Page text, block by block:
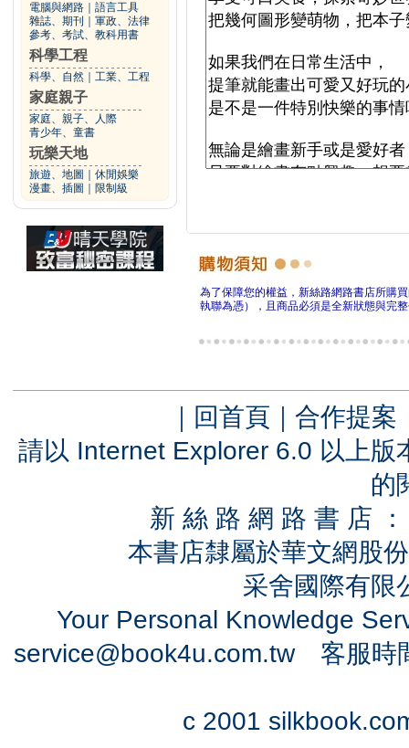
電腦與網路
語言工具
雜誌、期刊
軍政、法律
參考、考試、教科用書
科學工程
科學、自然 工業、工程
家庭親子
家庭、親子、人際
青少年、童書
玩樂天地
旅遊、地圖
休閒娛樂
漫畫、插圖
限制級
為了保障您的權益，新絲路網路書店所購
執聯為憑），且商品必須是全新狀態與完
｜ 回首頁 ｜ 合作提案
請以 Internet Explorer 6.0 以上
的
新 絲 路 網 路 書 店
本書店隸屬於華文網股
采舍國際有
Your Personal Knowledge
service@book4u.com.tw客服時
c 2001